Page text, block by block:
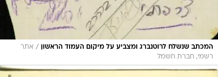
המכתב שנשלח לרוטנברג ומצביע על מיקום העמוד הראשון / אתר
רשמי, חברת חשמל